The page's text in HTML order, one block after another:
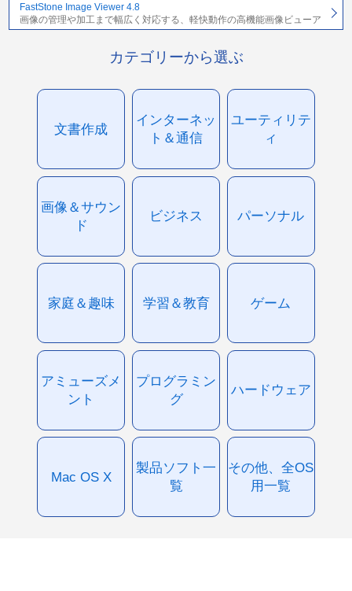
FastStone Image Viewer 4.8
画像の管理や加工まで幅広く対応する、軽快動作の高機能画像ビューア
カテゴリーから選ぶ
文書作成
インターネッ
ト＆通信
ユーティリテ
ィ
画像＆サウン
ド
ビジネス パーソナル
家庭＆趣味 学習＆教育 ゲーム
アミューズメ
ント
プログラミン
グ
ハードウェア
Mac OS X
製品ソフト一
覧
その他、全OS
用一覧